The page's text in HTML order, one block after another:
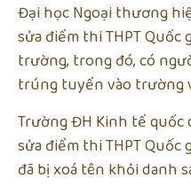
Đại học Ngoại thương
sửa điểm thi THPT Quốc
trường, trong đó, có
trúng tuyển vào trường
Trường ĐH Kinh tế
sửa điểm thi THPT Quốc
đã bị xoá tên khỏi danh